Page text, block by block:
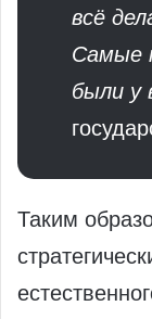
всё
Самые
были у
Таким